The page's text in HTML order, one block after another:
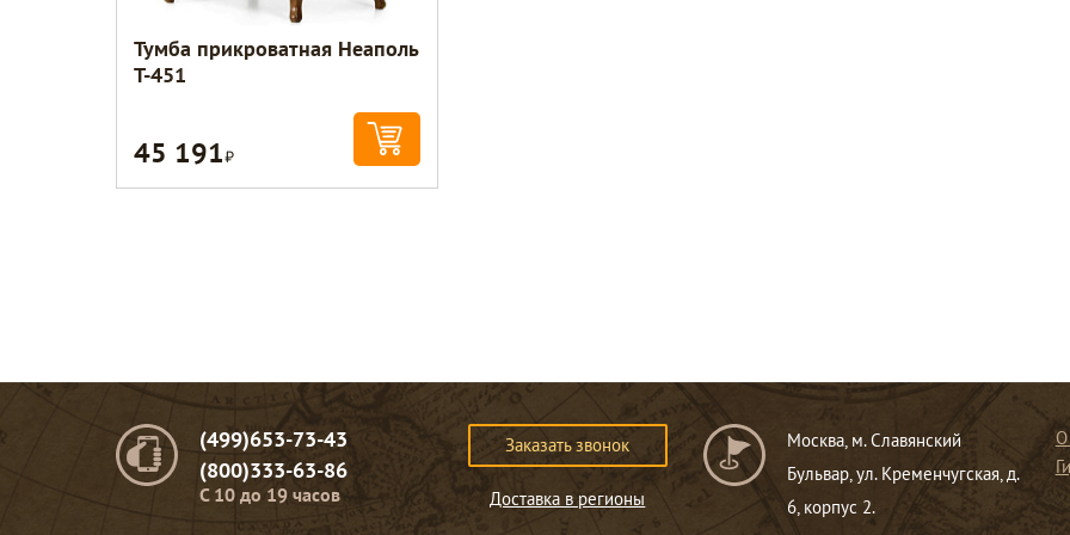
Тумба прикроватная Неаполь
T-451
45 191Р
(499)653-73-43
(800)333-63-86
C 10 до 19 часов
Заказать звонок
Доставка в регионы
Москва, м. Славянский
Бульвар, ул. Кременчугская, д.
6, корпус 2.
О